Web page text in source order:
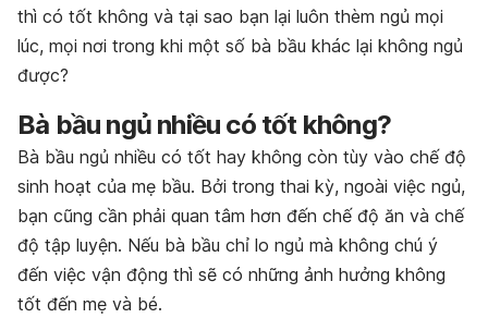
thì có tốt không và tại sao bạn lại luôn thèm ngủ mọi
lúc, mọi nơi trong khi một số bà bầu khác lại không ngủ
được?
Bà bầu ngủ nhiều có tốt không?
Bà bầu ngủ nhiều có tốt hay không còn tùy vào chế độ
sinh hoạt của mẹ bầu. Bởi trong thai kỳ, ngoài việc ngủ,
bạn cũng cần phải quan tâm hơn đến chế độ ăn và chế
độ tập luyện. Nếu bà bầu chỉ lo ngủ mà không chú ý
đến việc vận động thì sẽ có những ảnh hưởng không
tốt đến mẹ và bé.